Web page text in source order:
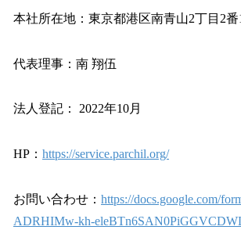
本社所在地：東京都港区南青山2丁目2番
代表理事：南 翔伍
法人登記： 2022年10月
HP： https://service.parchil.org/
お問い合わせ： https://docs.google.com/
ADRHIMw-kh-